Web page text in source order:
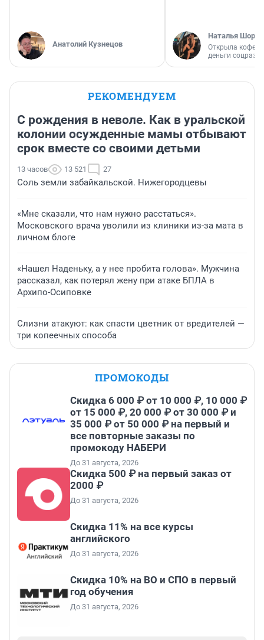
Анатолий Кузнецов
Наталья
Открыла
деньги
РЕКОМЕНДУЕМ
С рождения в неволе. Как в уральской
колонии осужденные мамы отбывают
срок вместе со своими детьми
13 часов 13 521 27
Соль земли забайкальской. Нижегородцевы
«Мне сказали, что нам нужно расстаться».
Московского врача уволили из клиники из-за мата в
личном блоге
«Нашел Наденьку, а у нее пробита голова». Мужчина
рассказал, как потерял жену при атаке БПЛА в
Архипо-Осиповке
Слизни атакуют: как спасти цветник от вредителей —
три копеечных способа
ПРОМОКОДЫ
Скидка 6 000 ₽ от 10 000 ₽, 10 000 ₽
от 15 000 ₽, 20 000 ₽ от 30 000 ₽ и
35 000 ₽ от 50 000 ₽ на первый и
все повторные заказы по
промокоду НАБЕРИ
До 31 августа, 2026
Скидка 500 ₽ на первый заказ от
2000 ₽
До 31 августа, 2026
Скидка 11% на все курсы
английского
До 31 августа, 2026
Скидка 10% на ВО и СПО в первый
год обучения
До 31 августа, 2026